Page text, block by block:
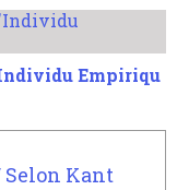
Empiriqu
Selon Kant